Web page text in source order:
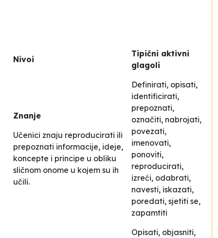
Nivoi
Tipični aktivni
glagoli
Znanje
Učenici znaju reproducirati ili
prepoznati informacije, ideje,
koncepte i principe u obliku
sličnom onome u kojem su ih
učili.
Definirati, opisati,
identificirati,
prepoznati,
označiti, nabrojati,
povezati,
imenovati,
ponoviti,
reproducirati,
izreći, odabrati,
navesti, iskazati,
poredati, sjetiti se,
zapamtiti
Opisati, objasniti,